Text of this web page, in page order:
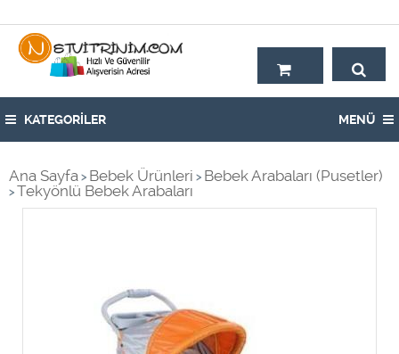
KATEGORİLER MENÜ
Ana Sayfa > Bebek Ürünleri > Bebek Arabaları (Pusetler)
> Tekyönlü Bebek Arabaları